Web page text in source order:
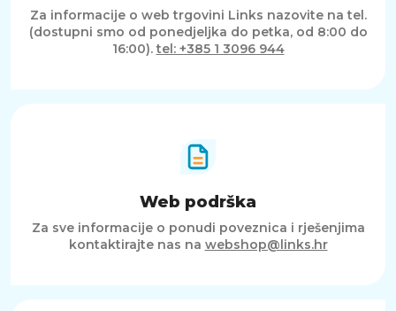
Za informacije o web trgovini Links nazovite na tel.
(dostupni smo od ponedjeljka do petka, od 8:00 do
16:00).tel: +385 1 3096 944
Web podrška
Za sve informacije o ponudi poveznica i rješenjima
kontaktirajte nas na webshop@links.hr